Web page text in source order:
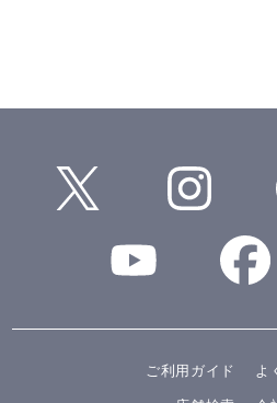
ご利用ガイド
よ